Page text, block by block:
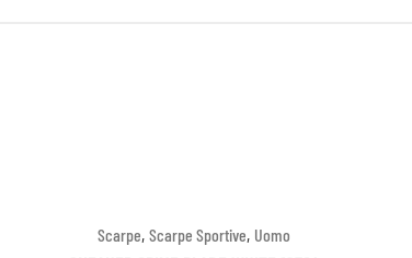
Scarpe,Scarpe Sportive, Uomo